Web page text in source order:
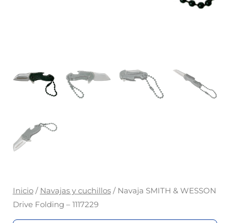
Inicio/ Navajas y cuchillos/ Navaja SMITH & WESSON
Drive Folding – 1117229